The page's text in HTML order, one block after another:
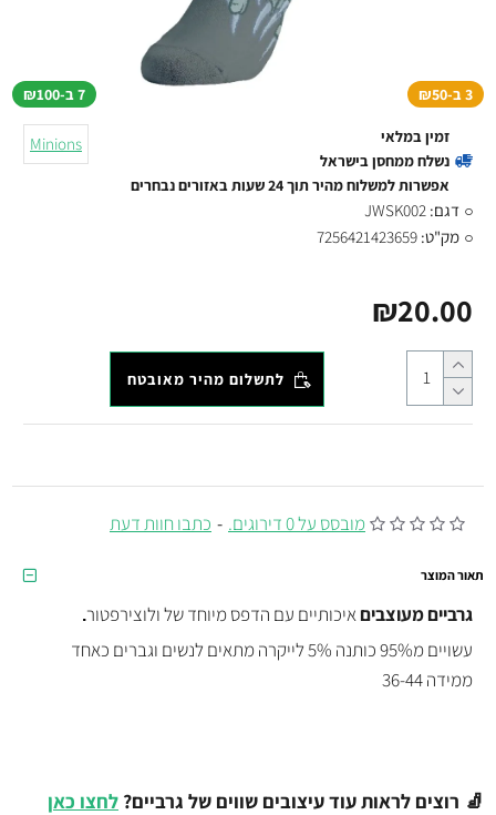
3 ב-₪50 7 ב-₪100
מובסס על 0 דירוגים. - כתבו חוות דעת
₪20.00
זמין במלאי
נשלח ממחסן בישראל
אפשרות למשלוח מהיר תוך 24 שעות באזורים נבחרים
דגם: JWSK002
מק"ט: 7256421423659
Minions
לתשלום מהיר מאובטח
🧦 רוצים לראות עוד עיצובים שווים של גרביים? לחצו כאן
תאור המוצר
גרביים מעוצביםאיכותיים עם הדפס מיוחד של ולוצירפטור.
עשויים מ95% כותנה 5% לייקרה מתאים לנשים וגברים כאחד
ממידה 36-44